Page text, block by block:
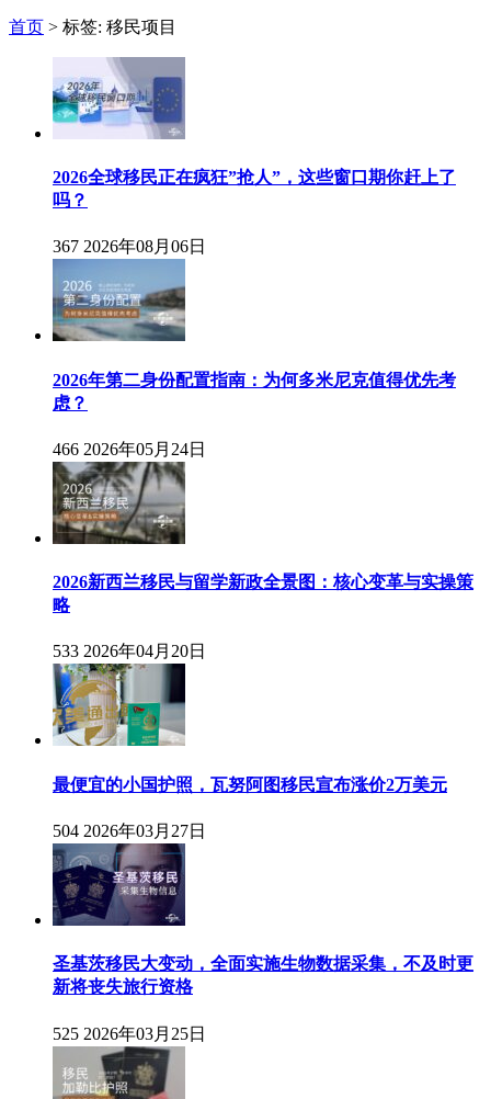
首页 > 标签: 移民项目
2026全球移民正在疯狂”抢人”，这些窗口期你赶上了
吗？
367 2026年08月06日
2026年第二身份配置指南：为何多米尼克值得优先考
虑？
466 2026年05月24日
2026新西兰移民与留学新政全景图：核心变革与实操策
略
533 2026年04月20日
最便宜的小国护照，瓦努阿图移民宣布涨价2万美元
504 2026年03月27日
圣基茨移民大变动，全面实施生物数据采集，不及时更
新将丧失旅行资格
525 2026年03月25日